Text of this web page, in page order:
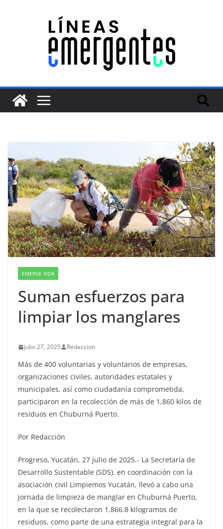
EMERGE VIDA
Suman esfuerzos para
limpiar los manglares
julio 27, 2025 Redaccion
Más de 400 voluntarias y voluntarios de empresas,
organizaciones civiles, autoridades estatales y
municipales, así como ciudadanía comprometida,
participaron en la recolección de más de 1,860 kilos de
residuos en Chuburná Puerto.
Por Redacción
Progreso, Yucatán, 27 julio de 2025.- La Secretaría de
Desarrollo Sustentable (SDS), en coordinación con la
asociación civil Limpiemos Yucatán, llevó a cabo una
jornada de limpieza de manglar en Chuburná Puerto,
en la que se recolectaron 1,866.8 kilogramos de
residuos, como parte de una estrategia integral para la